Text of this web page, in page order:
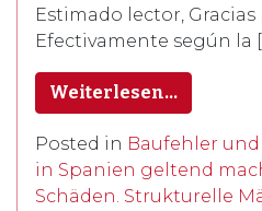
Estimado lector,
Efectivamente según la
Weiterlesen…
Posted in Baufehler
in Spanien geltend
Schäden. Strukturelle